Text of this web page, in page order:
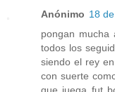
Anónimo 18
pongan mucha
todos los
siendo el rey
con suerte
que juega fut